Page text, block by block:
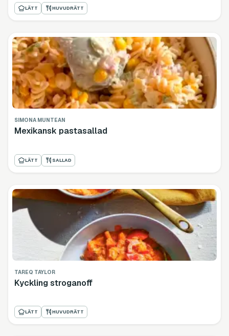
LÄTT HUVUDRÄTT
SIMONA MUNTEAN
Mexikansk pastasallad
LÄTT SALLAD
TAREQ TAYLOR
Kyckling stroganoff
LÄTT HUVUDRÄTT